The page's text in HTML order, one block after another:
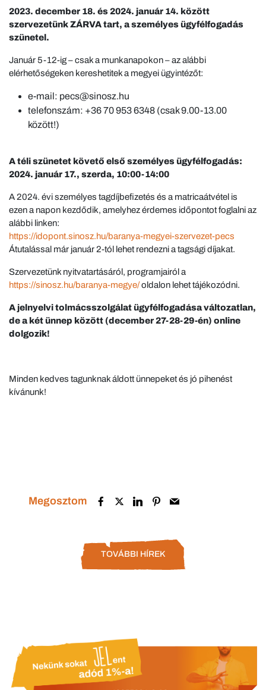
2023. december 18. és 2024. január 14. között
szervezetünk ZÁRVA tart, a személyes ügyfélfogadás
szünetel.
Január 5-12-ig – csak a munkanapokon – az alábbi
elérhetőségeken kereshetitek a megyei ügyintézőt:
e-mail: pecs@sinosz.hu
telefonszám: +36 70 953 6348 (csak 9.00-13.00
között!)
A téli szünetet követő első személyes ügyfélfogadás:
2024. január 17., szerda, 10:00-14:00
A 2024. évi személyes tagdíjbefizetés és a matricaátvétel is
ezen a napon kezdődik, amelyhez érdemes időpontot foglalni az
alábbi linken:
https://idopont.sinosz.hu/baranya-megyei-szervezet-pecs
Átutalással már január 2-tól lehet rendezni a tagsági díjakat.
Szervezetünk nyitvatartásáról, programjairól a
https://sinosz.hu/baranya-megye/oldalon lehet tájékozódni.
A jelnyelvi tolmácsszolgálat ügyfélfogadása változatlan,
de a két ünnep között (december 27-28-29-én) online
dolgozik!
Minden kedves tagunknak áldott ünnepeket és jó pihenést
kívánunk!
Megosztom
TOVÁBBI HÍREK